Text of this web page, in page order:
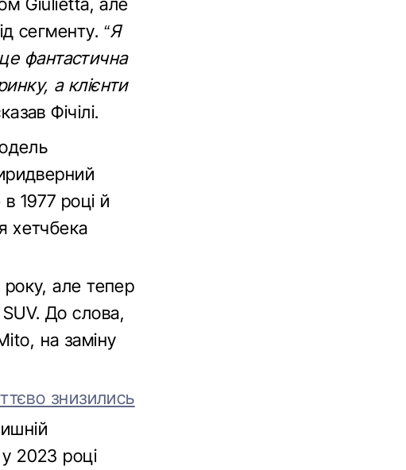
сегменту. “Я
фантастична
а клієнти
Фічілі.
1977 році й
хетчбека
але тепер
До слова,
на заміну
знизились
2023 році